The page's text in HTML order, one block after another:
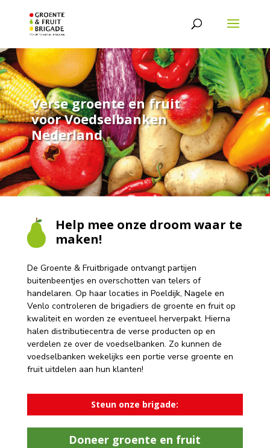
Verse groente en fruit
voor Voedselbanken
Nederland
Help mee onze droom waar te
maken!
De Groente & Fruitbrigade ontvangt partijen
buitenbeentjes en overschotten van telers of
handelaren. Op haar locaties in Poeldijk, Nagele en
Venlo controleren de brigadiers de groente en fruit op
kwaliteit en worden ze eventueel herverpakt. Hierna
halen distributiecentra de verse producten op en
verdelen ze over de voedselbanken. Zo kunnen de
voedselbanken wekelijks een portie verse groente en
fruit uitdelen aan hun klanten!
Steun onze brigade:
Doneer groente en fruit